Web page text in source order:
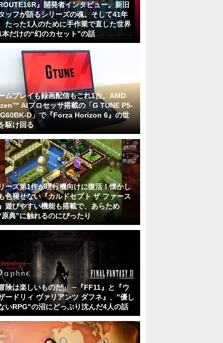
ROUTE16R』開発者インタビュー。新旧
ッフが語るシリーズの魂。そして41年
たった1人のために手作業で直した世界
本だけの“幻のカセット”の話
ムプレイも録画配信もこれ1台。AMD
AIプロセッサ搭載の「G TUNE P5-
D」で『Forza Horizon 6』の世
駆け回る
ーズ第1作が現行機向けに復活！懐かし
色褪せない『カルドセプト ザ ファース
遊びやすい機能も搭載で、あらため
原典”に触れるのにぴったり
冒険は楽しいものだ」 ─『FF11』と『ウ
ードリィ ヴァリアンツ ダフネ』、"優し
いRPG"の沼にどっぷり沈んだ4人の話